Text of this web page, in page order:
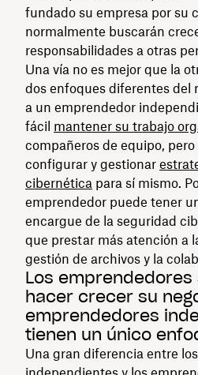
fundado su empresa por su
normalmente buscarán
responsabilidades a otras
Una vía no es mejor que la
dos enfoques diferentes del
a un emprendedor
fácil mantener su trabajo
compañeros de equipo,
configurar y gestionar
cibernética para sí mismo.
emprendedor puede tener
encargue de la seguridad
que prestar más atención a
gestión de archivos y la
Los
hacer crecer su
emprendedores
tienen un único
Una gran diferencia entre